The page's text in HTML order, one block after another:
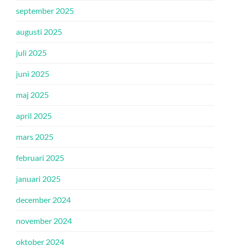
september 2025
augusti 2025
juli 2025
juni 2025
maj 2025
april 2025
mars 2025
februari 2025
januari 2025
december 2024
november 2024
oktober 2024